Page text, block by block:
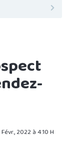
2022 à 4:10 H